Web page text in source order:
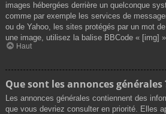
images hébergées derrière un quelconque
comme par exemple les services de
ou de Yahoo, les sites protégés par un mot
une image, utilisez la balise BBCode « [img]
Haut
Que sont les annonces générales
Les annonces générales contiennent des
que vous devriez consulter en priorité. Elles